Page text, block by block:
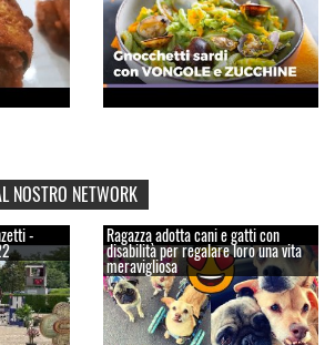
NOSTRO NETWORK
- Ragazza adotta cani e gatti con
disabilità per regalare loro una vita
meravigliosa